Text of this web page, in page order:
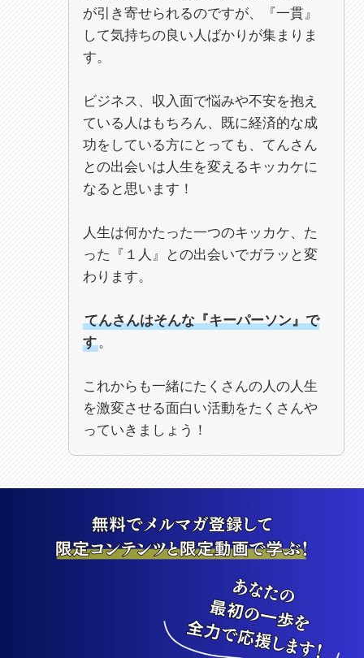
が引き寄せられるのですが、『一貫』
して気持ちの良い人ばかりが集まりま
す。
ビジネス、収入面で悩みや不安を抱え
ている人はもちろん、既に経済的な成
功をしている方にとっても、てんさん
との出会いは人生を変えるキッカケに
なると思います！
人生は何かたった一つのキッカケ、た
った『１人』との出会いでガラッと変
わります。
てんさんはそんな『キーパーソン』で
す。
これからも一緒にたくさんの人の人生
を激変させる面白い活動をたくさんや
っていきましょう！